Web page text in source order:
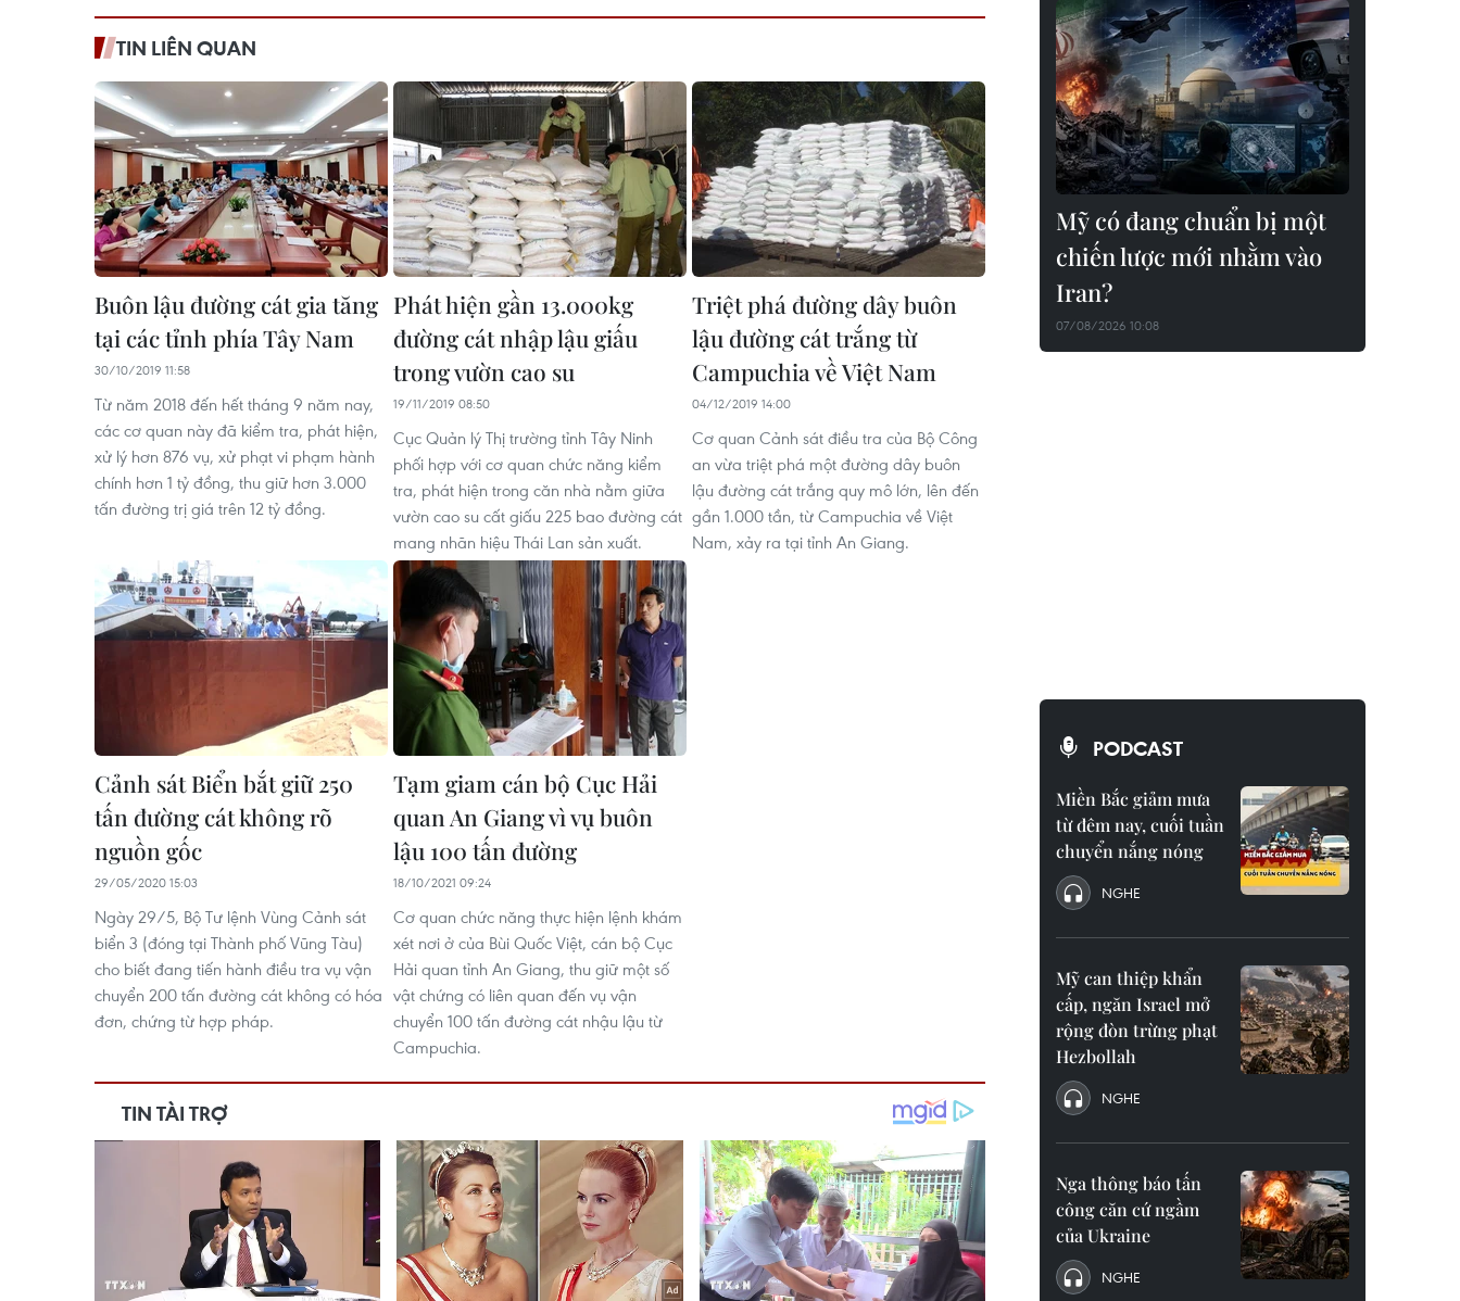
TIN LIÊN QUAN
Buôn lậu đường cát gia tăng
tại các tỉnh phía Tây Nam
30/10/2019 11:58
Từ năm 2018 đến hết tháng 9 năm nay,
các cơ quan này đã kiểm tra, phát hiện,
xử lý hơn 876 vụ, xử phạt vi phạm hành
chính hơn 1 tỷ đồng, thu giữ hơn 3.000
tấn đường trị giá trên 12 tỷ đồng.
Phát hiện gần 13.000kg
đường cát nhập lậu giấu
trong vườn cao su
19/11/2019 08:50
Cục Quản lý Thị trường tỉnh Tây Ninh
phối hợp với cơ quan chức năng kiểm
tra, phát hiện trong căn nhà nằm giữa
vườn cao su cất giấu 225 bao đường cát
mang nhãn hiệu Thái Lan sản xuất.
Triệt phá đường dây buôn
lậu đường cát trắng từ
Campuchia về Việt Nam
04/12/2019 14:00
Cơ quan Cảnh sát điều tra của Bộ Công
an vừa triệt phá một đường dây buôn
lậu đường cát trắng quy mô lớn, lên đến
gần 1.000 tần, từ Campuchia về Việt
Nam, xảy ra tại tỉnh An Giang.
Cảnh sát Biển bắt giữ 250
tấn đường cát không rõ
nguồn gốc
29/05/2020 15:03
Ngày 29/5, Bộ Tư lệnh Vùng Cảnh sát
biển 3 (đóng tại Thành phố Vũng Tàu)
cho biết đang tiến hành điều tra vụ vận
chuyển 200 tấn đường cát không có hóa
đơn, chứng từ hợp pháp.
Tạm giam cán bộ Cục Hải
quan An Giang vì vụ buôn
lậu 100 tấn đường
18/10/2021 09:24
Cơ quan chức năng thực hiện lệnh khám
xét nơi ở của Bùi Quốc Việt, cán bộ Cục
Hải quan tỉnh An Giang, thu giữ một số
vật chứng có liên quan đến vụ vận
chuyển 100 tấn đường cát nhậu lậu từ
Campuchia.
Mỹ có đang chuẩn bị một
chiến lược mới nhằm vào
Iran?
07/08/2026 10:08
PODCAST
Miền Bắc giảm mưa
từ đêm nay, cuối tuần
chuyển nắng nóng
NGHE
Mỹ can thiệp khẩn
cấp, ngăn Israel mở
rộng đòn trừng phạt
Hezbollah
NGHE
Nga thông báo tấn
công căn cứ ngầm
của Ukraine
NGHE